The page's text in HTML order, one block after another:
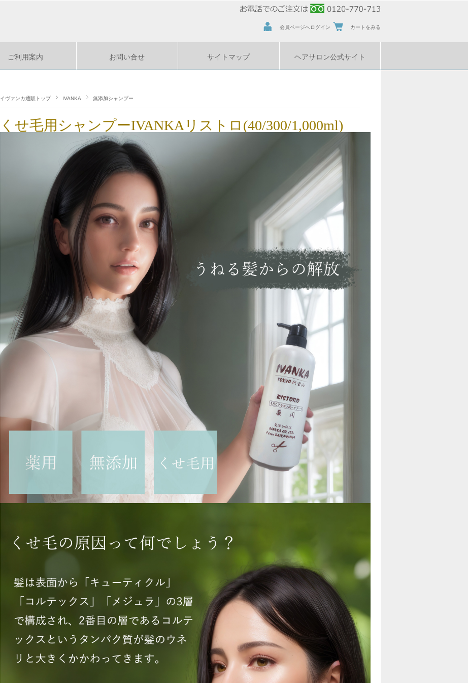
会員ページへログイン カートをみる
ご利用案内 お問い合せ サイトマップ ヘアサロン公式サイト
イヴァンカ通販トップ IVANKA 無添加シャンプー
くせ毛用シャンプーIVANKAリストロ(40/300/1,000ml)